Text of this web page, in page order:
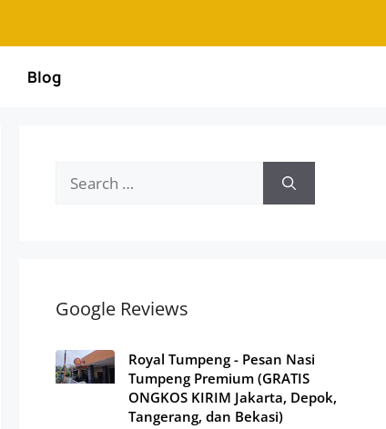
Blog
Google Reviews
Royal Tumpeng - Pesan Nasi
Tumpeng Premium (GRATIS
ONGKOS KIRIM Jakarta, Depok,
Tangerang, dan Bekasi)